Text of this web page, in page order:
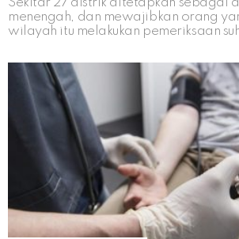
Sekitar 27 distrik ditetapkan sebagai
menengah, dan mewajibkan orang
wilayah itu melakukan pemeriksaan